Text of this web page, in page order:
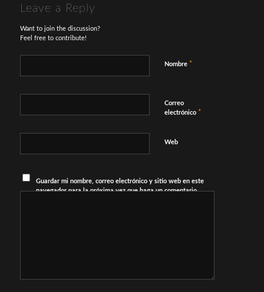
Leave a Reply
Want to join the discussion?
Feel free to contribute!
Nombre *
Correo
electrónico *
Web
Guardar mi nombre, correo electrónico y sitio web en este
navegador para la próxima vez que haga un comentario.